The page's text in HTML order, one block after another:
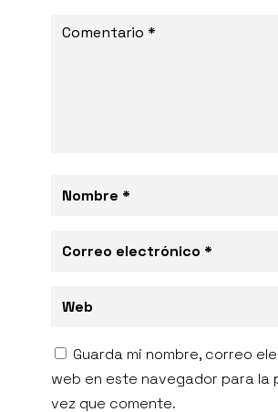
Guarda mi nombre, correo
web en este navegador para la
vez que comente.